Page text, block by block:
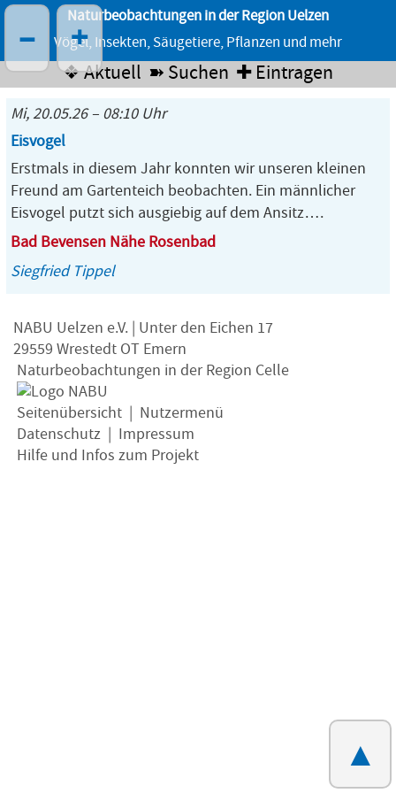
Naturbeobachtungen in der Region Uelzen
Vögel, Insekten, Säugetiere, Pflanzen und mehr
❖ Aktuell ➽ Suchen ✚ Eintragen
Mi, 20.05.26 – 08:10 Uhr
Eisvogel
Erstmals in diesem Jahr konnten wir unseren kleinen
Freund am Gartenteich beobachten. Ein männlicher
Eisvogel putzt sich ausgiebig auf dem Ansitz….
Bad Bevensen Nähe Rosenbad
Siegfried Tippel
NABU Uelzen e.V. | Unter den Eichen 17
29559 Wrestedt OT Emern
Naturbeobachtungen in der Region Celle
Seitenübersicht
Nutzermenü
Datenschutz
Impressum
Hilfe und Infos zum Projekt
▲
– +